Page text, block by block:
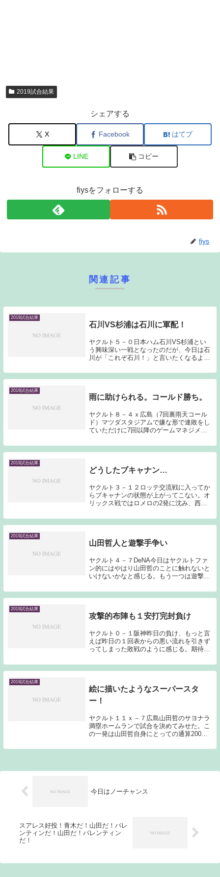
2019試合結果
シェアする
X Facebook はてブ
LINE コピー
fiysをフォローする
fiys
関連記事
2019試合結果
石川VS杉浦は石川に軍配！
ヤクルト５－０日本ハム石川VS杉浦とい
う興味深い一戦となったのだが、今日は石
川が「これぞ石川！」と言いたくなるよう
た。一方の杉浦は自慢のストレートのキレ
がイマイチだったように感じる。今日は石
2019試合結果
雨に助けられる。コールド勝ち。
ヤクルト８－４ｘ広島（7回裏雨天コール
ド）マツダスタジアムで嫌な形で連敗をし
ていただけに7回以降のゲームマネジメン
ルトに天候が味方した。7回裏広島の攻撃
中1アウト1塁打者菊池の場面で降雨中断と
2019試合結果
どうしたブキャナン…
ヤクルト３－１２ロッテ交流戦に入ってか
らブキャナンの状態が上がってこない。オ
リックス戦ではロメロの2発に沈み、西武
それでも私はブキャナンを信じていたのだ
が、今日も立ち直るきっかけを見せること
2019試合結果
山田哲人と遊撃手争い
ヤクルト４－７DeNA今日はヤクルトファ
ン的にはやはり山田哲のことに触れないと
いけないかなと感じる。もう一つは遊撃手
塁の連続成功記録が38で途切れたことに触
れなければならない。しかしこの記録に関
2019試合結果
攻撃的布陣も１安打完封負け
ヤクルト０－１阪神昨日の負け、もっと言
えば昨日の１回表からの悪い流れを引きず
ってしまった敗戦のように感じる。期待の
えるというワクワク感の強いオーダーとな
ったのだが、機能しなかった。塩見も村上
2019試合結果
絵に描いたようなスーパースタ
ー！
ヤクルト１１ｘ－７広島山田哲のサヨナラ
満塁ホームランで試合を決めてみせた。こ
の一発は山田哲自身にとっての通算200号
アーチをサヨナラ満塁ホームランで飾って
今日はノーチャンス
スアレス好投！青木だ！山田だ！バレ
ンティンだ！山田だ！バレンティン
だ！